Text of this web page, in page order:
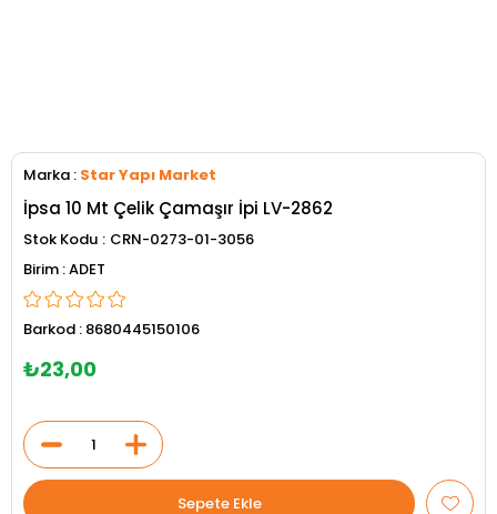
Marka : Star Yapı Market
İpsa 10 Mt Çelik Çamaşır İpi LV-2862
Stok Kodu
CRN-0273-01-3056
ADET
Barkod : 8680445150106
₺23,00